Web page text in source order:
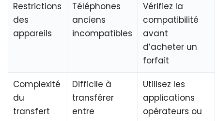
Restrictions
des
appareils
Téléphones
anciens
incompatibles
Vérifiez la
compatibilité
avant
d’acheter un
forfait
Complexité
du
transfert
Difficile à
transférer
entre
Utilisez les
applications
opérateurs ou